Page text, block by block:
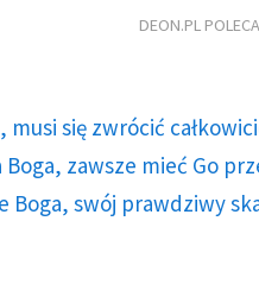
DEON.PL POLECA
musi się zwrócić
zawsze mieć Go
Boga, swój prawdziwy